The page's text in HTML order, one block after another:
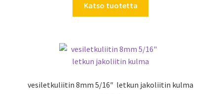
Katso tuotetta
vesiletkuliitin 8mm 5/16″ letkun jakoliitin kulma